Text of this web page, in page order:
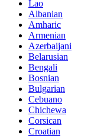
Lao
Albanian
Amharic
Armenian
Azerbaijani
Belarusian
Bengali
Bosnian
Bulgarian
Cebuano
Chichewa
Corsican
Croatian